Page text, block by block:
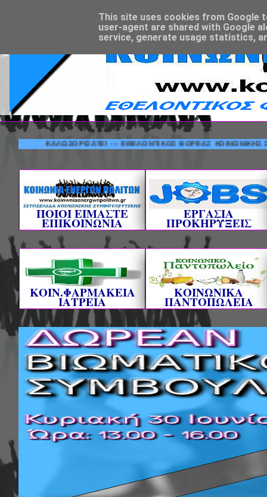
ΚΑΛΩΣΟΡΙΣΑΤΕ! --- ΕΘΕΛΟΝΤΙΚΟΣ ΦΟΡΕΑΣ ΚΟΙΝΩΝΙΚΗΣ
ΠΟΙΟΙ ΕΙΜΑΣΤΕ
ΕΠΙΚΟΙΝΩΝΙΑ
ΕΡΓΑΣΙΑ
ΠΡΟΚΗΡΥΞΕΙΣ
ΚΟΙΝ.ΦΑΡΜΑΚΕΙΑ
ΙΑΤΡΕΙΑ
ΚΟΙΝΩΝΙΚΑ
ΠΑΝΤΟΠΩΛΕΙΑ
This site uses cookies from Google
user-agent are shared with Google
service, generate usage statistics,